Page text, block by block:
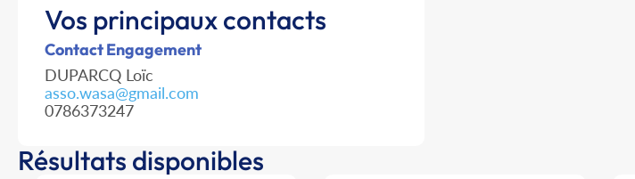
Vos principaux contacts
Contact Engagement
DUPARCQ Loïc
asso.wasa@gmail.com
0786373247
Résultats disponibles